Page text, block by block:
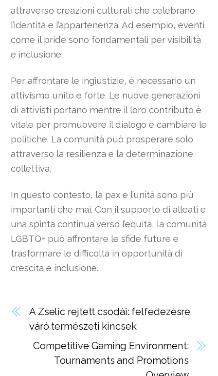
attraverso creazioni culturali che celebrano
l’identità e l’appartenenza. Ad esempio, eventi
come il pride sono fondamentali per visibilità
e inclusione.
Per affrontare le ingiustizie, è necessario un
attivismo unito e forte. Le nuove generazioni
di attivisti portano mentre il loro contributo è
vitale per promuovere il dialogo e cambiare le
politiche. La comunità può prosperare solo
attraverso la resilienza e la determinazione
collettiva.
In questo contesto, la pax e l’unità sono più
importanti che mai. Con il supporto di alleati e
una spinta continua verso l’equità, la comunità
LGBTQ+ può affrontare le sfide future e
trasformare le difficoltà in opportunità di
crescita e inclusione.
A Zselic rejtett csodái: felfedezésre
váró természeti kincsek
Competitive Gaming Environment:
Tournaments and Promotions